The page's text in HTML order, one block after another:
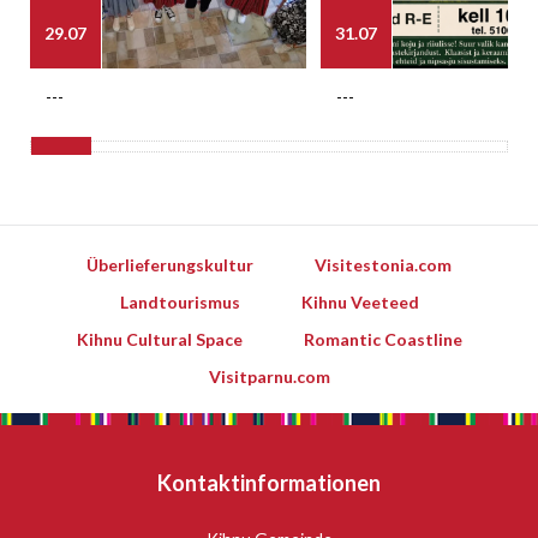
29.07
---
31.07
---
Überlieferungskultur
Visitestonia.com
Landtourismus
Kihnu Veeteed
Kihnu Cultural Space
Romantic Coastline
Visitparnu.com
Kontaktinformationen